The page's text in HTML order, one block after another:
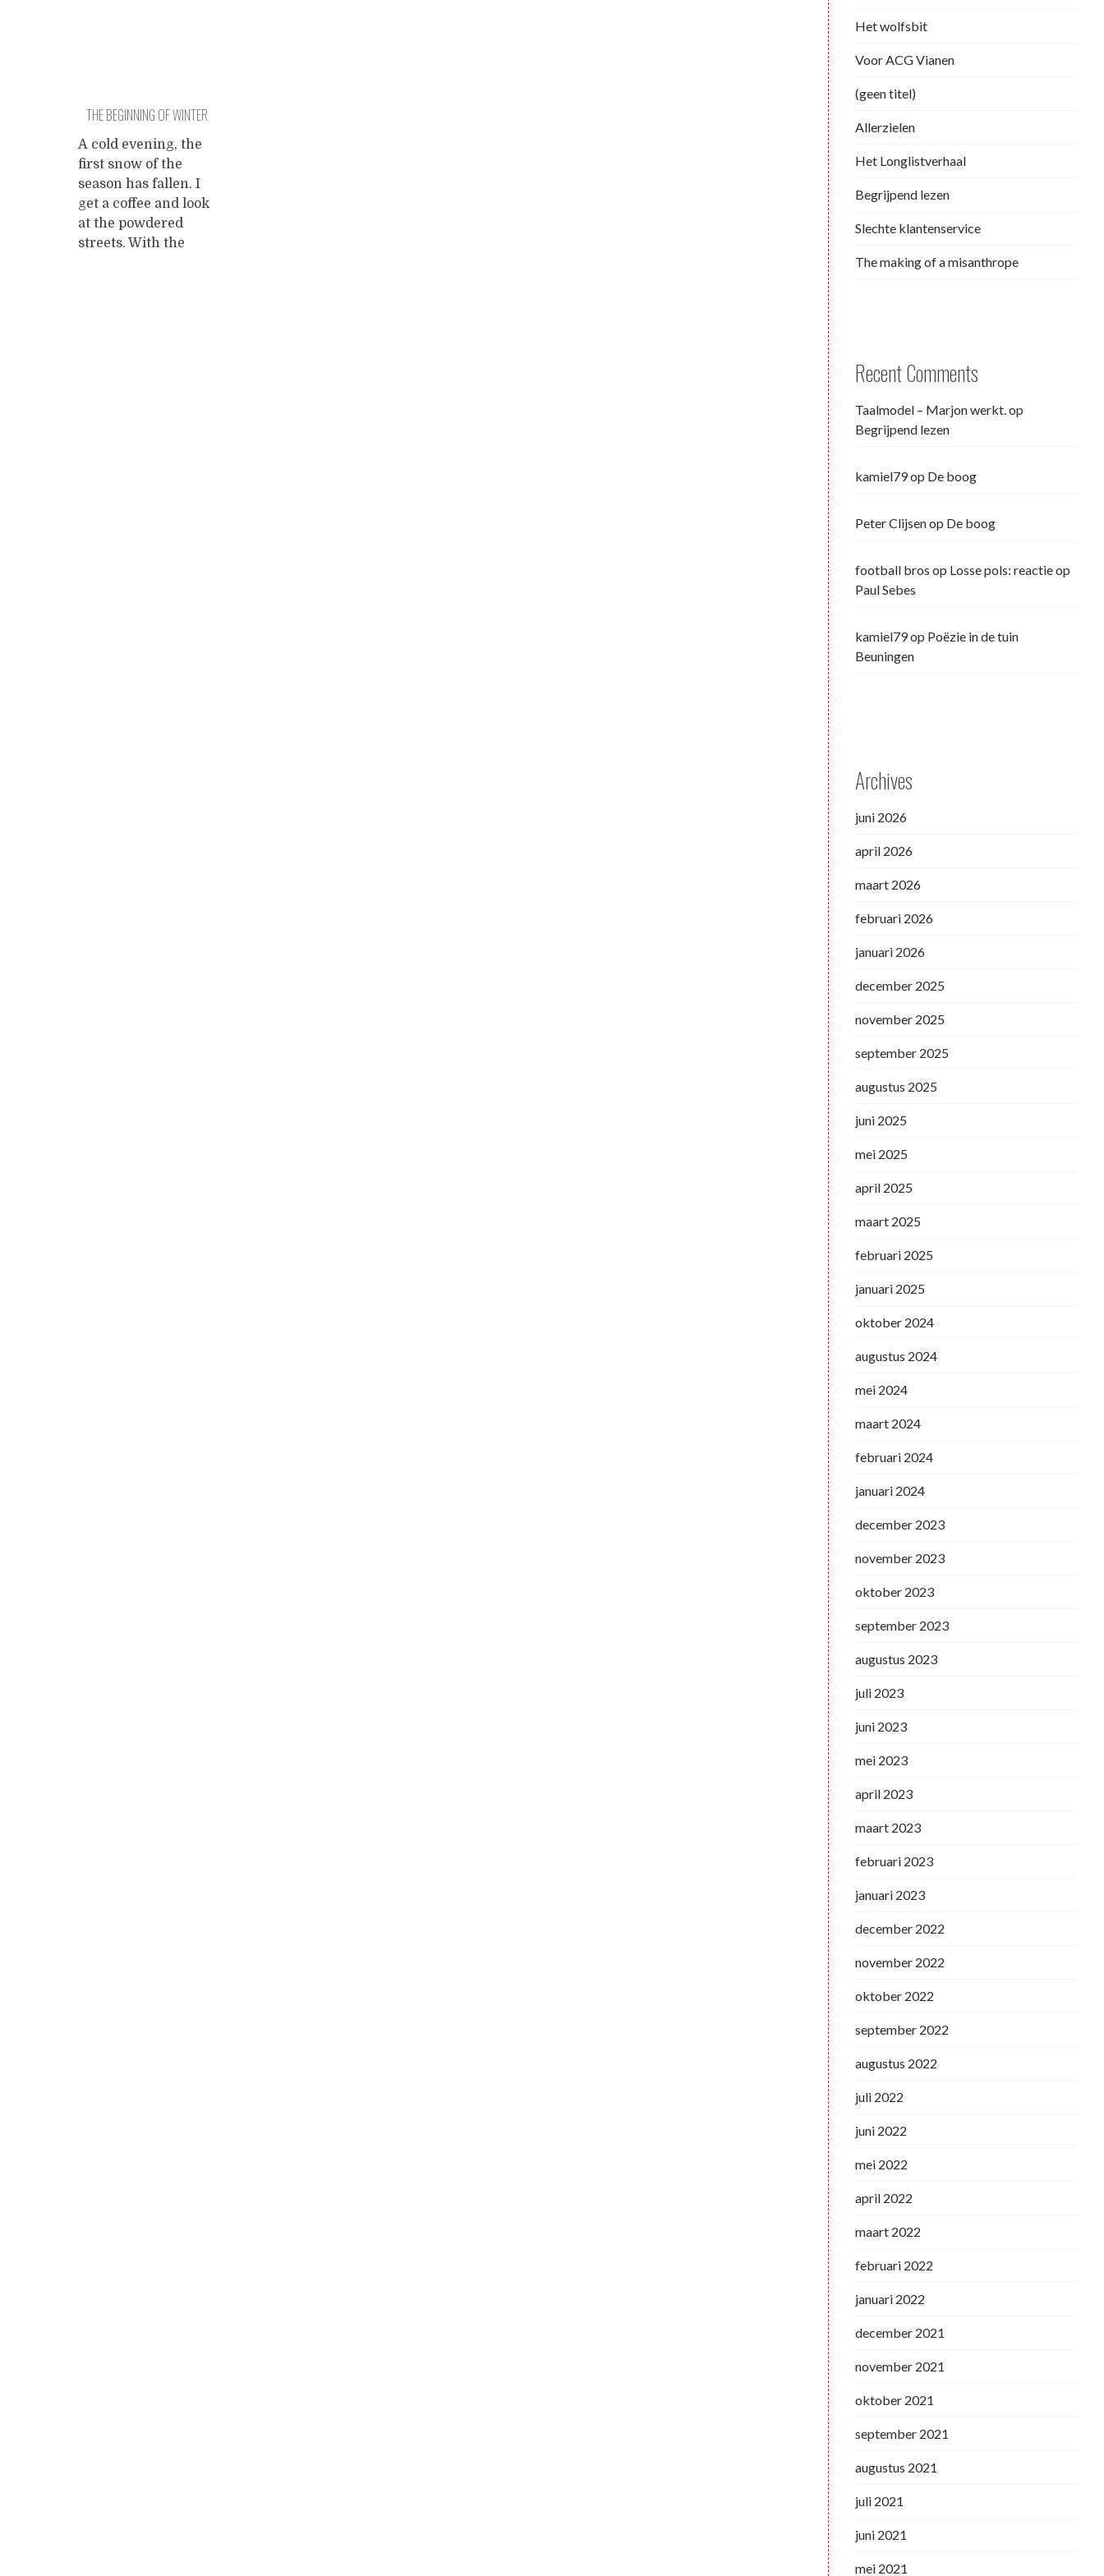
THE BEGINNING OF WINTER
A cold evening, the
first snow of the
season has fallen. I
get a coffee and look
at the powdered
streets. With the
Het wolfsbit
Voor ACG Vianen
(geen titel)
Allerzielen
Het Longlistverhaal
Begrijpend lezen
Slechte klantenservice
The making of a misanthrope
Recent Comments
Taalmodel – Marjon werkt.op
Begrijpend lezen
kamiel79op De boog
Peter Clijsenop De boog
football bros op Losse pols: reactie op
Paul Sebes
kamiel79op Poëzie in de tuin
Beuningen
Archives
juni 2026
april 2026
maart 2026
februari 2026
januari 2026
december 2025
november 2025
september 2025
augustus 2025
juni 2025
mei 2025
april 2025
maart 2025
februari 2025
januari 2025
oktober 2024
augustus 2024
mei 2024
maart 2024
februari 2024
januari 2024
december 2023
november 2023
oktober 2023
september 2023
augustus 2023
juli 2023
juni 2023
mei 2023
april 2023
maart 2023
februari 2023
januari 2023
december 2022
november 2022
oktober 2022
september 2022
augustus 2022
juli 2022
juni 2022
mei 2022
april 2022
maart 2022
februari 2022
januari 2022
december 2021
november 2021
oktober 2021
september 2021
augustus 2021
juli 2021
juni 2021
mei 2021